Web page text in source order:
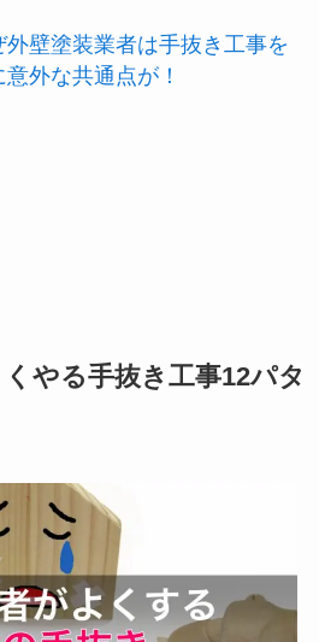
外壁塗装業者は手抜き工事を
外な共通点が！
やる手抜き工事12パタ